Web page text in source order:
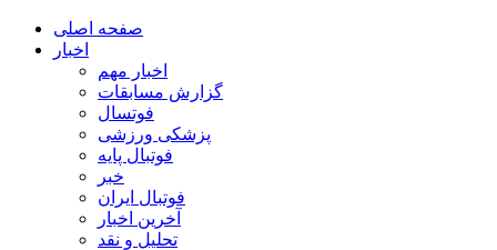
صفحه اصلی
اخبار
اخبار مهم
گزارش مسابقات
فوتسال
پزشکی ورزشی
فوتبال پایه
خبر
فوتبال ایران
آخرین اخبار
تحلیل و نقد